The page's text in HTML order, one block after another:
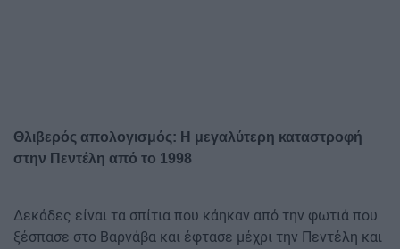
Θλιβερός απολογισμός: Η μεγαλύτερη καταστροφή
στην Πεντέλη από το 1998
Δεκάδες είναι τα σπίτια που κάηκαν από την φωτιά που
ξέσπασε στο Βαρνάβα και έφτασε μέχρι την Πεντέλη και